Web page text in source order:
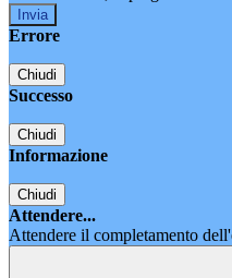
Errore
Chiudi
Successo
Chiudi
Informazione
Chiudi
Attendere...
Attendere il completamento